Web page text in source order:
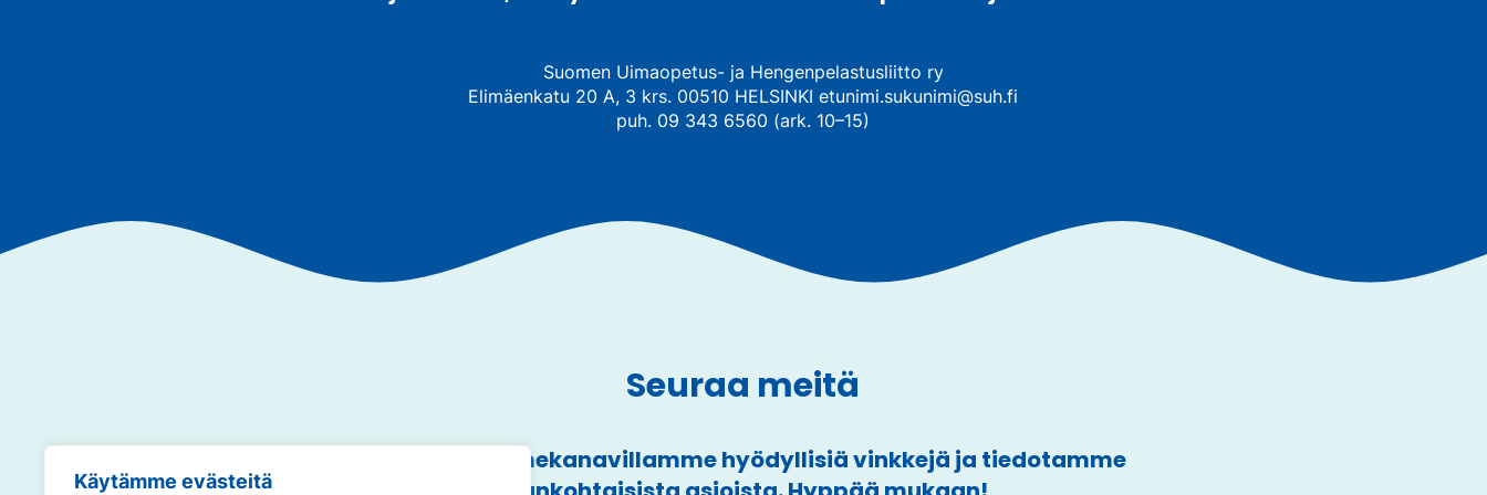
Käytämme evästeitä
Suomen Uimaopetus- ja Hengenpelastusliitto ry
Elimäenkatu 20 A, 3 krs. 00510 HELSINKI etunimi.sukunimi@suh.fi
puh. 09 343 6560 (ark. 10–15)
Seuraa meitä
Annamme somekanavillamme hyödyllisiä vinkkejä ja tiedotamme